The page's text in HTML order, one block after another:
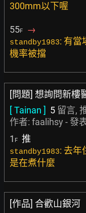
300mm以下喔
55F →
standby1983: 有當
機率被擋
[問題] 想詢問新樓
[ Tainan ] 5 留言,
作者: faalihsy - 發
1 F 推
standby1983: 去年
是在煮什麼
[作品] 合歡山銀河